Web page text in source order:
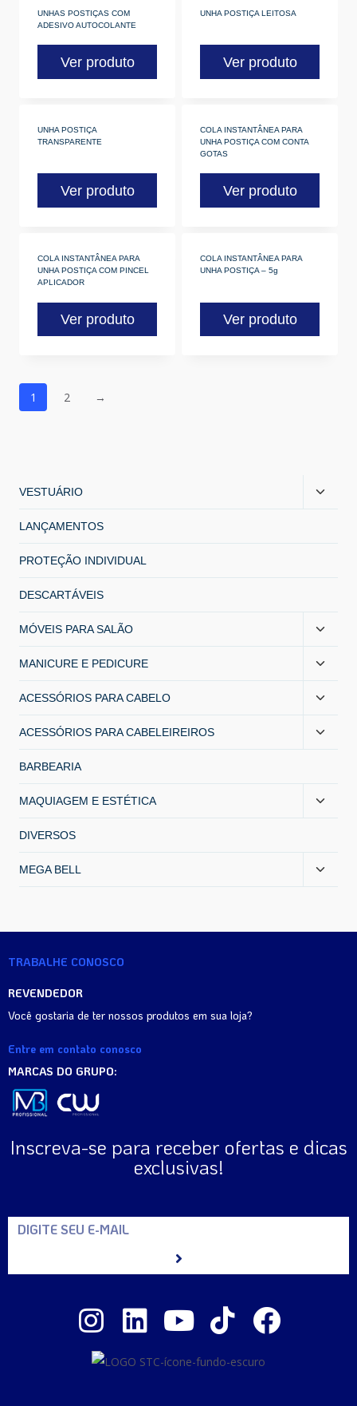
UNHAS POSTIÇAS COM
ADESIVO AUTOCOLANTE
Ver produto
UNHA POSTIÇA LEITOSA
Ver produto
UNHA POSTIÇA
TRANSPARENTE
Ver produto
COLA INSTANTÂNEA PARA
UNHA POSTIÇA COM CONTA
GOTAS
Ver produto
COLA INSTANTÂNEA PARA
UNHA POSTIÇA COM PINCEL
APLICADOR
Ver produto
COLA INSTANTÂNEA PARA
UNHA POSTIÇA – 5g
Ver produto
1 2 →
VESTUÁRIO
LANÇAMENTOS
PROTEÇÃO INDIVIDUAL
DESCARTÁVEIS
MÓVEIS PARA SALÃO
MANICURE E PEDICURE
ACESSÓRIOS PARA CABELO
ACESSÓRIOS PARA CABELEIREIROS
BARBEARIA
MAQUIAGEM E ESTÉTICA
DIVERSOS
MEGA BELL
TRABALHE CONOSCO
REVENDEDOR
Você gostaria de ter nossos produtos em sua loja?
Entre em contato conosco
MARCAS DO GRUPO:
Inscreva-se para receber ofertas e dicas
exclusivas!